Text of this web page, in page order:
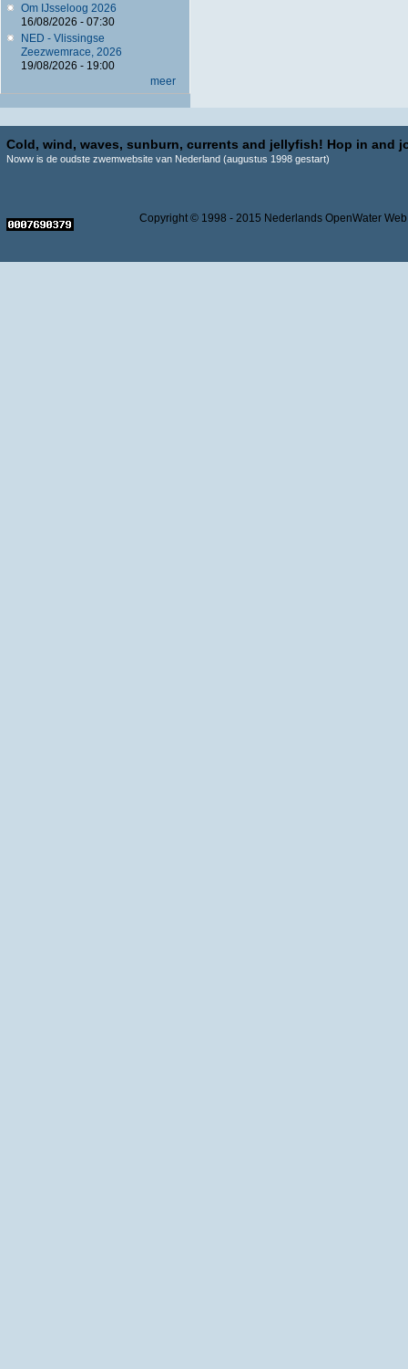
Om IJsseloog 2026
16/08/2026 - 07:30
NED - Vlissingse
Zeezwemrace, 2026
19/08/2026 - 19:00
meer
Cold, wind, waves, sunburn, currents and jellyfish! Hop in and
Noww is de oudste zwemwebsite van Nederland (augustus 1998 gestart)
Copyright © 1998 - 2015 Nederlands OpenWater